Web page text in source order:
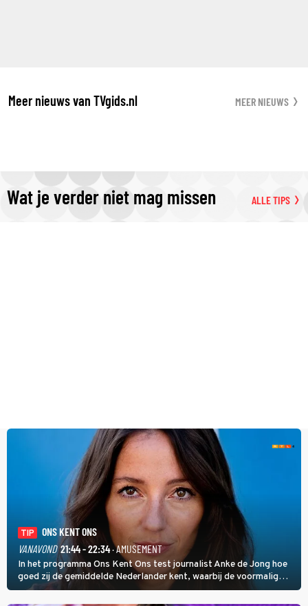
Meer nieuws van TVgids.nl MEER NIEUWS
Wat je verder niet mag missen ALLE TIPS
TIP
ONS KENT ONS
VANAVOND 21:44 - 22:34· AMUSEMENT
In het programma Ons Kent Ons test journalist Anke de Jong hoe
goed zij de gemiddelde Nederlander kent, waarbij de voormalig
hoofdredacteur van modebladen Glamour en Elle het samen met
rapper Keizer opneemt tegen Edson da Graça en Marc-Marie